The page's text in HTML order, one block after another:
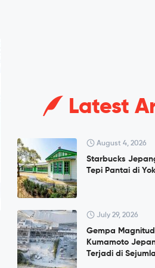
Latest
August 4, 2026
Starbucks
Tepi Pantai di
July 29, 2026
Gempa
Kumamoto
Terjadi di